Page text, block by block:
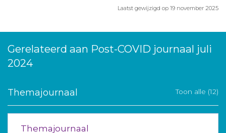
Laatst gewijzigd op 19 november 2025
Gerelateerd aan Post-COVID journaal juli
2024
Themajournaal Toon alle (12)
Themajournaal